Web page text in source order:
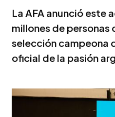
La AFA anunció este
millones de
selección campeona
oficial de la pasión